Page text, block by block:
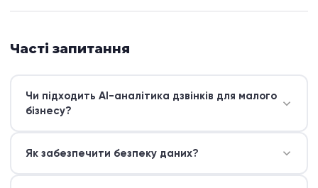
Часті запитання
Чи підходить AI-аналітика дзвінків для малого
бізнесу?
розмір та бюджет.
Як забезпечити безпеку даних?